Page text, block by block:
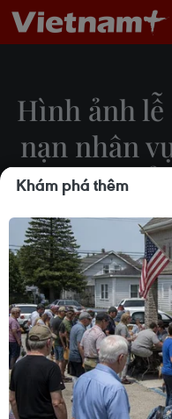
Hình ảnh lễ
nạn nhân
03/
Ngày 3/3, Ủy ban
An, tỉnh Quảng Nam
hội phật giáo Việt
lễ cầu siêu cho các
Cửa Đại.
Khám phá thêm